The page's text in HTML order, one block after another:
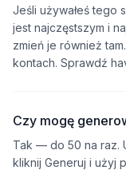
Jeśli używałeś tego
jest najczęstszym i
zmień je również
kontach. Sprawdź
Czy mogę
Tak — do 50 na raz.
kliknij Generuj i użyj